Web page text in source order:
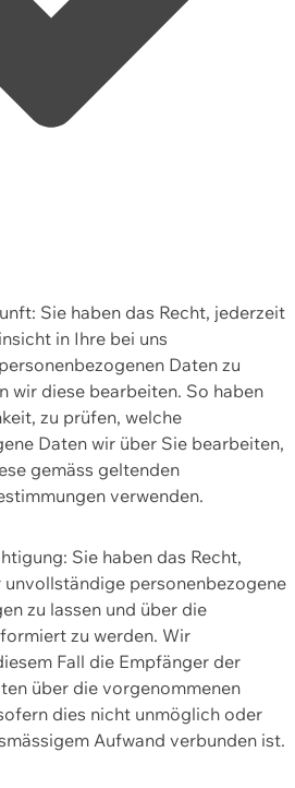
Sie haben das Recht, jederzeit
in Ihre bei uns
Daten zu
wir diese bearbeiten. So haben
zu prüfen, welche
Daten wir über Sie bearbeiten,
gemäss geltenden
verwenden.
Sie haben das Recht,
personenbezogene
zu lassen und über die
zu werden. Wir
Fall die Empfänger der
über die vorgenommenen
dies nicht unmöglich oder
Aufwand verbunden ist.